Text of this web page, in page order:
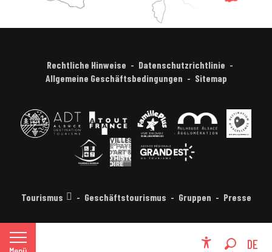
DE
FR
Rechtliche Hinweise
Datenschutzrichtlinie
Allgemeine Geschäftsbedingungen
Sitemap
Tourismus Geschäftstourismus Gruppen Presse